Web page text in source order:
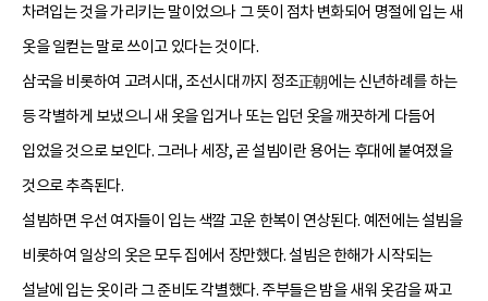
차려입는 것을 가리키는 말이었으나 그 뜻이 점차 변화되어 명절에 입는 새
옷을 일컫는 말로 쓰이고 있다는 것이다.
삼국을 비롯하여 고려시대, 조선시대까지 정조正朝에는 신년하례를 하는
등 각별하게 보냈으니 새 옷을 입거나 또는 입던 옷을 깨끗하게 다듬어
입었을 것으로 보인다. 그러나 세장, 곧 설빔이란 용어는 후대에 붙여졌을
것으로 추측된다.
설빔하면 우선 여자들이 입는 색깔 고운 한복이 연상된다. 예전에는 설빔을
비롯하여 일상의 옷은 모두 집에서 장만했다. 설빔은 한해가 시작되는
설날에 입는 옷이라 그 준비도 각별했다. 주부들은 밤을 새워 옷감을 짜고